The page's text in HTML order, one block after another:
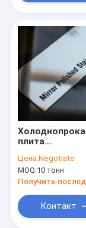
плита
стали 316L
Цена:Negotiate
MOQ:10 тонн
Получить
Контакт